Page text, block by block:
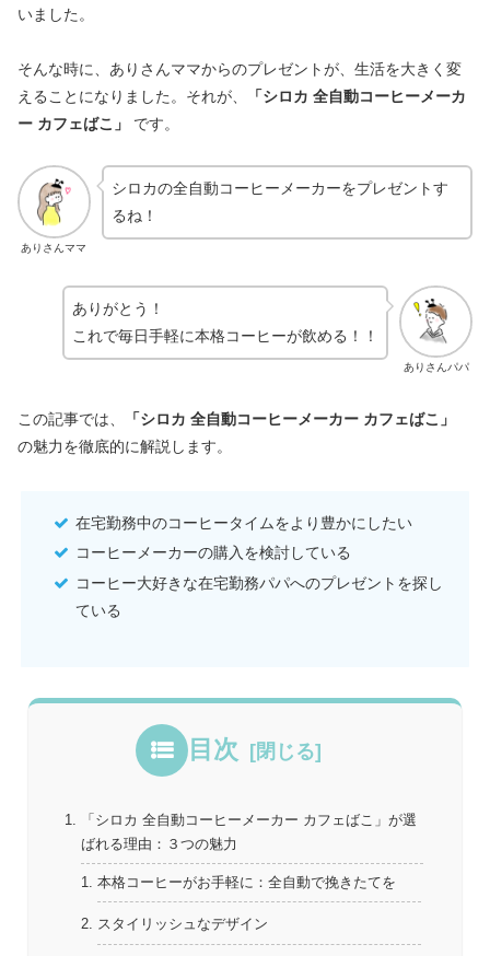
いました。
そんな時に、ありさんママからのプレゼントが、生活を大きく変
えることになりました。それが、
「シロカ 全自動コーヒーメーカ
ー カフェばこ」
です。
ありさんママ
シロカの全自動コーヒーメーカーをプレゼントす
るね！
ありさんパパ
ありがとう！
これで毎日手軽に本格コーヒーが飲める！！
この記事では、
「シロカ 全自動コーヒーメーカー カフェばこ」
の魅力を徹底的に解説します。
在宅勤務中のコーヒータイムをより豊かにしたい
コーヒーメーカーの購入を検討している
コーヒー大好きな在宅勤務パパへのプレゼントを探し
ている
目次
「シロカ 全自動コーヒーメーカー カフェばこ」が選
ばれる理由：３つの魅力
本格コーヒーがお手軽に：全自動で挽きたてを
スタイリッシュなデザイン